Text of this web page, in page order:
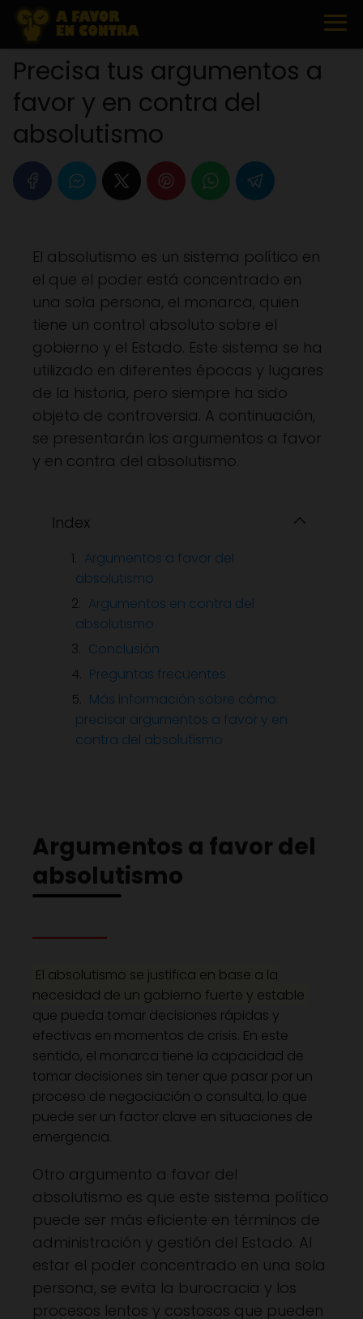
Precisa tus argumentos a
favor y en contra del
absolutismo
El absolutismo es un sistema político en
el que el poder está concentrado en
una sola persona, el monarca, quien
tiene un control absoluto sobre el
gobierno y el Estado. Este sistema se ha
utilizado en diferentes épocas y lugares
de la historia, pero siempre ha sido
objeto de controversia. A continuación,
se presentarán los argumentos a favor
y en contra del absolutismo.
Index
Argumentos a favor del
absolutismo
Argumentos en contra del
absolutismo
Conclusión
Preguntas frecuentes
Más información sobre cómo
precisar argumentos a favor y en
contra del absolutismo
Argumentos a favor del
absolutismo
El absolutismo se justifica en base a la
necesidad de un gobierno fuerte y estable
que pueda tomar decisiones rápidas y
efectivas en momentos de crisis. En este
sentido, el monarca tiene la capacidad de
tomar decisiones sin tener que pasar por un
proceso de negociación o consulta, lo que
puede ser un factor clave en situaciones de
emergencia.
Otro argumento a favor del
absolutismo es que este sistema político
puede ser más eficiente en términos de
administración y gestión del Estado. Al
estar el poder concentrado en una sola
persona, se evita la burocracia y los
procesos lentos y costosos que pueden